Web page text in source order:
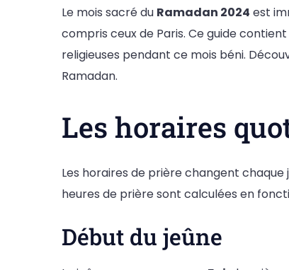
Le mois sacré du Ramadan 2024 est
compris ceux de Paris. Ce guide
religieuses pendant ce mois béni.
Ramadan.
Les horaires
Les horaires de prière changent chaque
heures de prière sont calculées en
Début du jeûne